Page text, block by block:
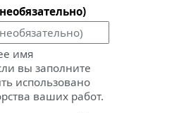
имя
вы заполните
использовано
ваших работ.